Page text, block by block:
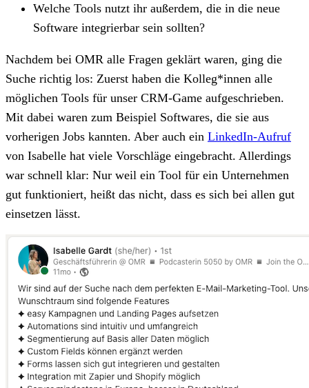
Welche Tools nutzt ihr außerdem, die in die neue
Software integrierbar sein sollten?
Nachdem bei OMR alle Fragen geklärt waren, ging die
Suche richtig los: Zuerst haben die Kolleg*innen alle
möglichen Tools für unser CRM-Game aufgeschrieben.
Mit dabei waren zum Beispiel Softwares, die sie aus
vorherigen Jobs kannten. Aber auch ein LinkedIn-Aufruf
von Isabelle hat viele Vorschläge eingebracht. Allerdings
war schnell klar: Nur weil ein Tool für ein Unternehmen
gut funktioniert, heißt das nicht, dass es sich bei allen gut
einsetzen lässt.